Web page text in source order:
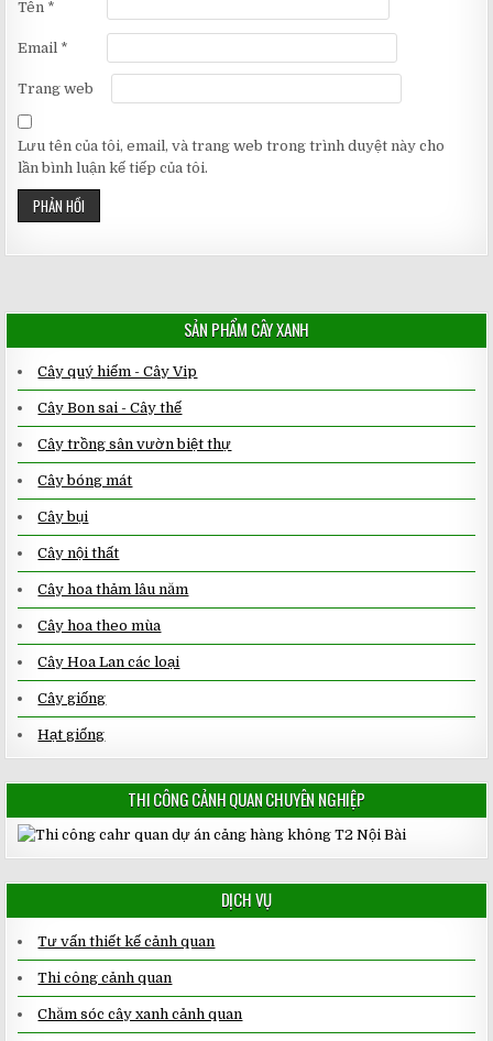
Tên *
Email *
Trang web
Lưu tên của tôi, email, và trang web trong trình duyệt này cho
lần bình luận kế tiếp của tôi.
SẢN PHẨM CÂY XANH
Cây quý hiếm - Cây Vip
Cây Bon sai - Cây thế
Cây trồng sân vườn biệt thự
Cây bóng mát
Cây bụi
Cây nội thất
Cây hoa thảm lâu năm
Cây hoa theo mùa
Cây Hoa Lan các loại
Cây giống
Hạt giống
THI CÔNG CẢNH QUAN CHUYÊN NGHIỆP
DỊCH VỤ
Tư vấn thiết kế cảnh quan
Thi công cảnh quan
Chăm sóc cây xanh cảnh quan